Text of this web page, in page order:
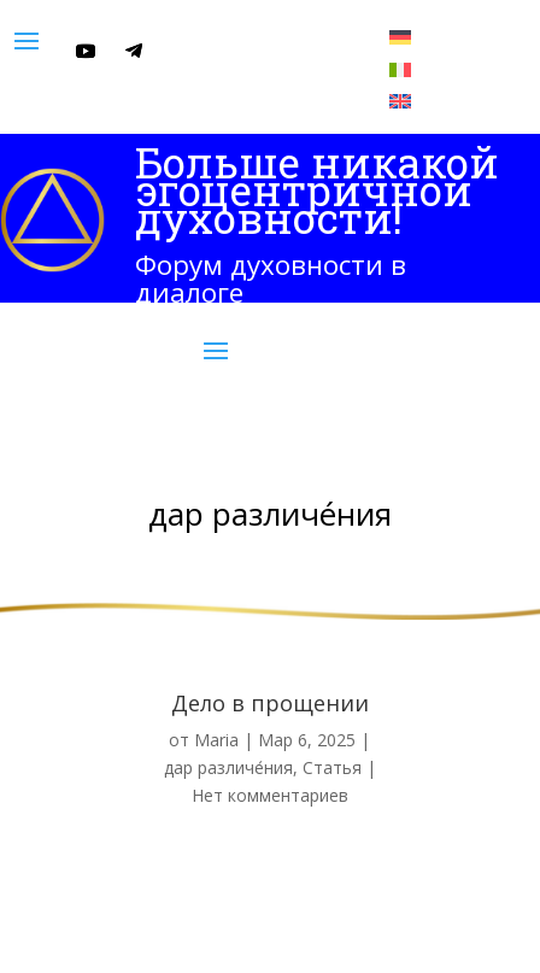
Больше никакой
эгоцентричной
духовности!
Форум духовности в
диалоге
дар различе́ния
Дело в прощении
от Maria | Мар 6, 2025 |
дар различе́ния, Статья |
Нет комментариев